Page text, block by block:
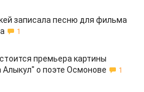
записала песню для фильма
1
премьера картины
о поэте Осмонове
1